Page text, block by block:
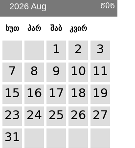
2026 Aug წინ
ხუთ პარ შაბ კვირ
1 2
3
7 8 9 10 11
15 16 17 18 19
23 24 25 26 27
31